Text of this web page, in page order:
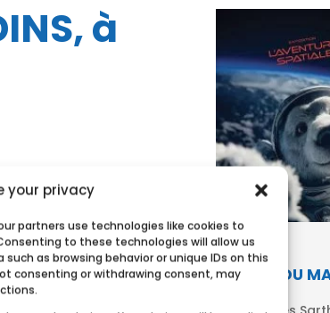
your privacy
partners use technologies like cookies to
to these technologies will allow us
as browsing behavior or unique IDs on this
consenting or withdrawing consent, may
à
FOIRE DU